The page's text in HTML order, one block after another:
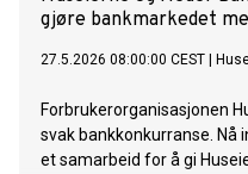
gjøre bankmarkedet
27.5.2026 08:00:00 CEST
Forbrukerorganisasjonen
svak bankkonkurranse. Nå
et samarbeid for å gi